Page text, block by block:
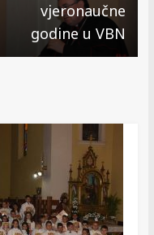
vjeronaučne
godine u VBN